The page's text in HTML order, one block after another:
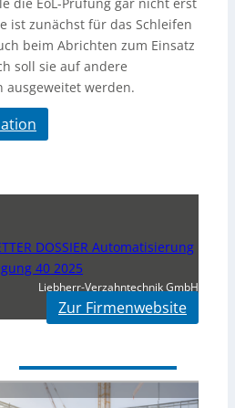
die EoL-Prüfung gar nicht erst
ist zunächst für das Schleifen
beim Abrichten zum Einsatz
soll sie auf andere
ausgeweitet werden.
DOSSIER Automatisierung
40 2025
Liebherr-Verzahntechnik GmbH
Zur Firmenwebsite